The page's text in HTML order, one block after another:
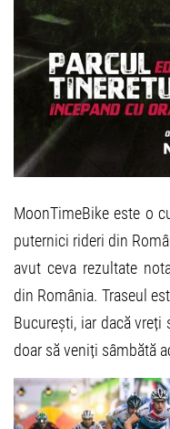
MoonTimeBike este o
puternici rideri din
avut ceva rezultate
din România. Traseul
București, iar dacă vreți
doar să veniți sâmbătă